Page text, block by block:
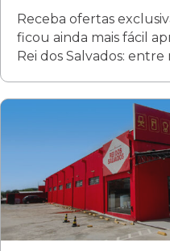
Fanny
Rua Albino Beatriz, 100
Segunda a sábado:
Domingo: FECHADA
ÚLTIMOS DIAS DE
(41) 3411-1754
(41) 99249-4620
Receba ofertas
ficou ainda mais fácil
Rei dos Salvados: entre